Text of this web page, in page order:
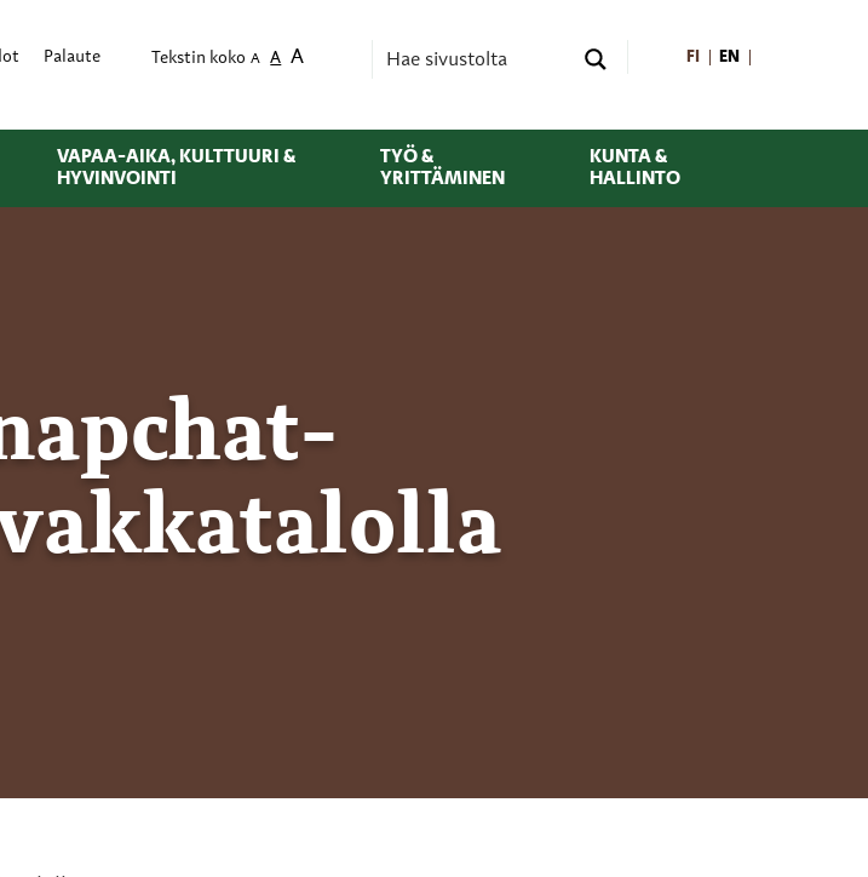
Palaute Tekstin koko A A A FI EN
VAPAA-AIKA, KULTTUURI &
HYVINVOINTI
TYÖ &
YRITTÄMINEN
KUNTA &
HALLINTO